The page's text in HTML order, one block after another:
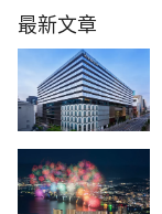
最新文章